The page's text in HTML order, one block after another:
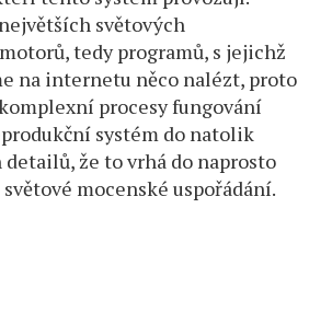
světových
tedy programů, s jejichž
na internetu něco nalézt, proto
procesy fungování
systém do natolik
že to vrhá do naprosto
mocenské uspořádání.